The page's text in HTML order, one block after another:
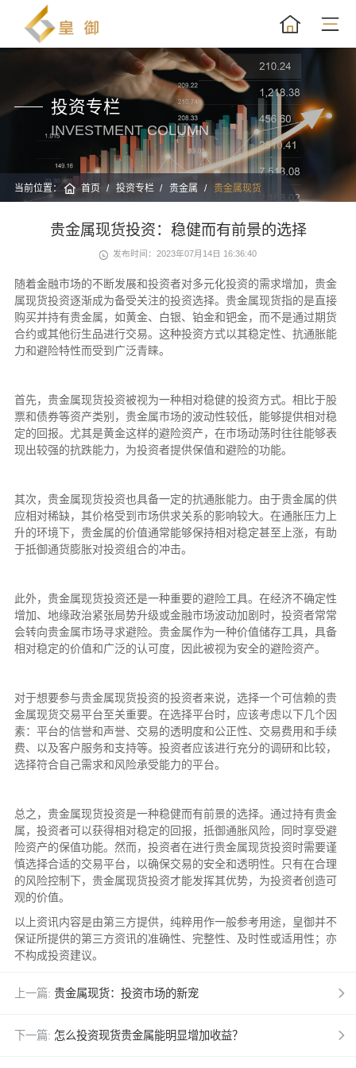
投资专栏
INVESTMENT COLUMN
当前位置： 首页 投资专栏 贵金属 贵金属现货
贵金属现货投资：稳健而有前景的选择
发布时间：2023年07月14日 16:36:40
随着金融市场的不断发展和投资者对多元化投资的需求增加，贵金
属现货投资逐渐成为备受关注的投资选择。贵金属现货指的是直接
购买并持有贵金属，如黄金、白银、铂金和钯金，而不是通过期货
合约或其他衍生品进行交易。这种投资方式以其稳定性、抗通胀能
力和避险特性而受到广泛青睐。
首先，贵金属现货投资被视为一种相对稳健的投资方式。相比于股
票和债券等资产类别，贵金属市场的波动性较低，能够提供相对稳
定的回报。尤其是黄金这样的避险资产，在市场动荡时往往能够表
现出较强的抗跌能力，为投资者提供保值和避险的功能。
其次，贵金属现货投资也具备一定的抗通胀能力。由于贵金属的供
应相对稀缺，其价格受到市场供求关系的影响较大。在通胀压力上
升的环境下，贵金属的价值通常能够保持相对稳定甚至上涨，有助
于抵御通货膨胀对投资组合的冲击。
此外，贵金属现货投资还是一种重要的避险工具。在经济不确定性
增加、地缘政治紧张局势升级或金融市场波动加剧时，投资者常常
会转向贵金属市场寻求避险。贵金属作为一种价值储存工具，具备
相对稳定的价值和广泛的认可度，因此被视为安全的避险资产。
对于想要参与贵金属现货投资的投资者来说，选择一个可信赖的贵
金属现货交易平台至关重要。在选择平台时，应该考虑以下几个因
素：平台的信誉和声誉、交易的透明度和公正性、交易费用和手续
费、以及客户服务和支持等。投资者应该进行充分的调研和比较，
选择符合自己需求和风险承受能力的平台。
总之，贵金属现货投资是一种稳健而有前景的选择。通过持有贵金
属，投资者可以获得相对稳定的回报，抵御通胀风险，同时享受避
险资产的保值功能。然而，投资者在进行贵金属现货投资时需要谨
慎选择合适的交易平台，以确保交易的安全和透明性。只有在合理
的风险控制下，贵金属现货投资才能发挥其优势，为投资者创造可
观的价值。
以上资讯内容是由第三方提供，纯粹用作一般参考用途，皇御并不
保证所提供的第三方资讯的准确性、完整性、及时性或适用性；亦
不构成投资建议。
上一篇: 贵金属现货：投资市场的新宠
下一篇: 怎么投资现货贵金属能明显增加收益？